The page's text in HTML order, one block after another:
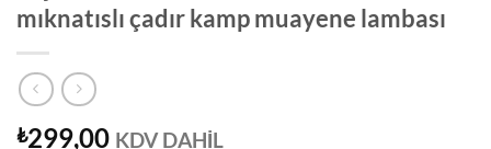
mıknatıslı çadır kamp muayene lambası
₺299,00 KDV DAHİL